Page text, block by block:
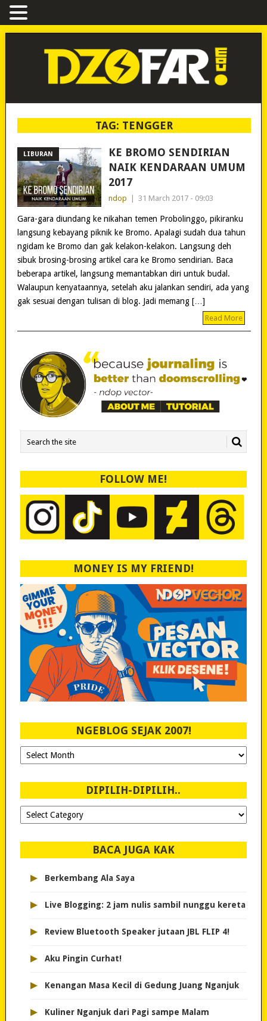
TAG: TENGGER
LIBURAN
KE BROMO SENDIRIAN
NAIK KENDARAAN UMUM
2017
ndop 31 March 2017 - 09:03
Gara-gara diundang ke nikahan temen Probolinggo, pikiranku
langsung kebayang piknik ke Bromo. Apalagi sudah dua tahun
ngidam ke Bromo dan gak kelakon-kelakon. Langsung deh
sibuk brosing-brosing artikel cara ke Bromo sendirian. Baca
beberapa artikel, langsung memantabkan diri untuk budal.
Walaupun kenyataannya, setelah aku jalankan sendiri, ada yang
gak sesuai dengan tulisan di blog. Jadi memang […]
Read More
FOLLOW ME!
MONEY IS MY FRIEND!
NGEBLOG SEJAK 2007!
Ngeblog
Sejak
DIPILIH-DIPILIH..
Dipilih-
dipilih..
BACA JUGA KAK
▸ Berkembang Ala Saya
▸ Live Blogging: 2 jam nulis sambil nunggu kereta
▸ Review Bluetooth Speaker jutaan JBL FLIP 4!
▸ Aku Pingin Curhat!
▸ Kenangan Masa Kecil di Gedung Juang Nganjuk
▸ Kuliner Nganjuk dari Pagi sampe Malam